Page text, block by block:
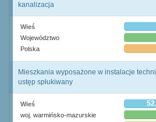
kanalizacja
Wieś
Województwo
Polska
Mieszkania wyposażone w instalacje
ustęp spłukiwany
Wieś
woj. warmińsko-mazurskie